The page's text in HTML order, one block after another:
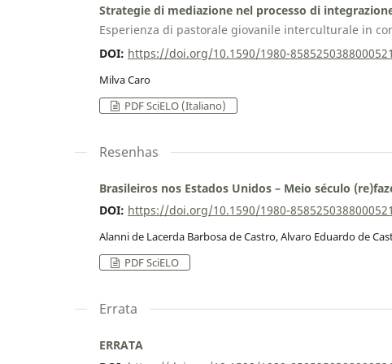
Strategie di mediazione nel processo di
Esperienza di pastorale giovanile interculturale in
DOI: https://doi.org/10.1590/1980-
Milva Caro
PDF SciELO (Italiano)
Resenhas
Brasileiros nos Estados Unidos – Meio século
DOI: https://doi.org/10.1590/1980-
Alanni de Lacerda Barbosa de Castro, Alvaro Eduardo de
PDF SciELO
Errata
ERRATA